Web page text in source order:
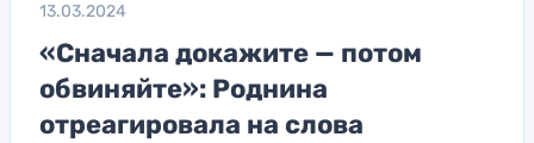
13.03.2024
«Сначала докажите — потом
обвиняйте»: Роднина
отреагировала на слова